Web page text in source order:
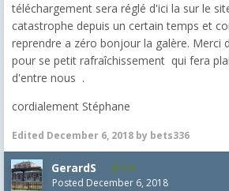
téléchargement sera réglé d'ici la sur le
catastrophe depuis un certain temps et
reprendre a zéro bonjour la galère. Merci
pour se petit rafraîchissement qui fera
d'entre nous .
cordialement Stéphane
Edited December 6, 2018 by bets336
GerardS 548
Posted December 6, 2018